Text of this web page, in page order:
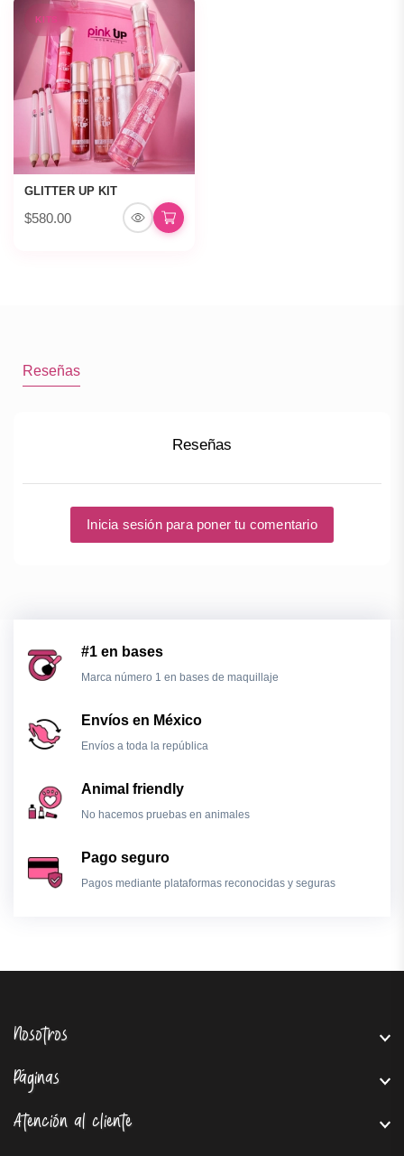
KITS
GLITTER UP KIT
$580.00
Reseñas
Reseñas
Inicia sesión para poner tu comentario
#1 en bases
Marca número 1 en bases de maquillaje
Envíos en México
Envíos a toda la república
Animal friendly
No hacemos pruebas en animales
Pago seguro
Pagos mediante plataformas reconocidas y seguras
Nosotros
Páginas
Atención al cliente